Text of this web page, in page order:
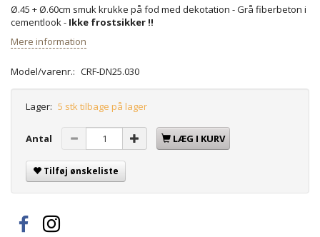
Ø.45 + Ø.60cm smuk krukke på fod med dekotation - Grå fiberbeton i
cementlook - Ikke frostsikker !!
Mere information
Model/varenr.: CRF-DN25.030
Lager: 5 stk tilbage på lager
Antal LÆG I KURV
Tilføj ønskeliste